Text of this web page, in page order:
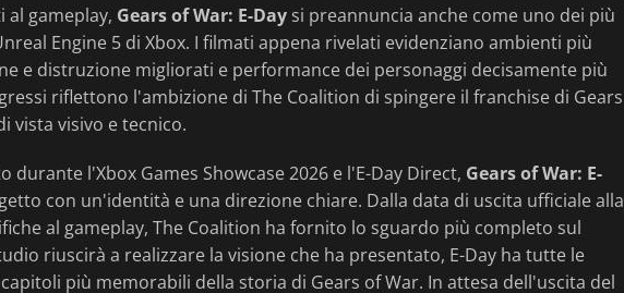
gameplay, Gears of War: E-Day si preannuncia anche come uno dei più
Engine 5 di Xbox. I filmati appena rivelati evidenziano ambienti più
e distruzione migliorati e performance dei personaggi decisamente più
riflettono l'ambizione di The Coalition di spingere il franchise di Gears
vista visivo e tecnico.
l'Xbox Games Showcase 2026 e l'E-Day Direct, Gears of War: E-
con un'identità e una direzione chiare. Dalla data di uscita ufficiale alla
al gameplay, The Coalition ha fornito lo sguardo più completo sul
riuscirà a realizzare la visione che ha presentato, E-Day ha tutte le
più memorabili della storia di Gears of War. In attesa dell'uscita del